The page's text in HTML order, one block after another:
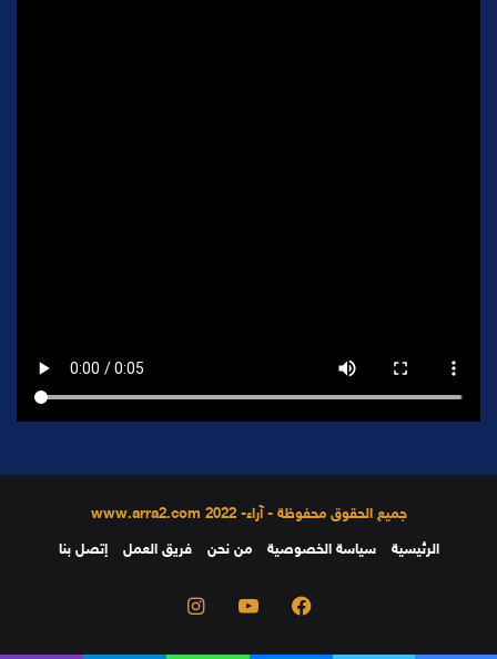
جميع الحقوق محفوظة - آراء- 2022 www.arra2.com
الرئيسية
سياسة الخصوصية من نحن فريق العمل إتصل بنا
فيسبوك يوتيوب